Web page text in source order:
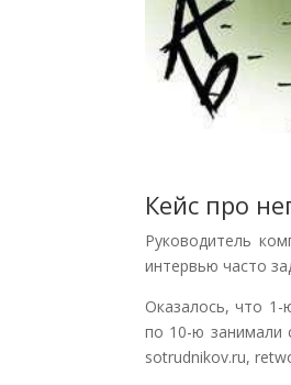
Кейс про
Руководитель
интервью часто
Оказалось, что
по 10-ю занимали
sotrudnikov.ru,